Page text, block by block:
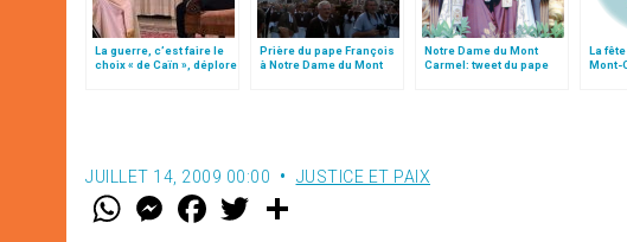
La guerre, c’est faire le
choix « de Caïn », déplore
Prière du pape François
à Notre Dame du Mont
Notre Dame du Mont
Carmel: tweet du pape
La
Mont-
JUILLET 14, 2009 00:00 JUSTICE ET PAIX
W M
e
F
a w